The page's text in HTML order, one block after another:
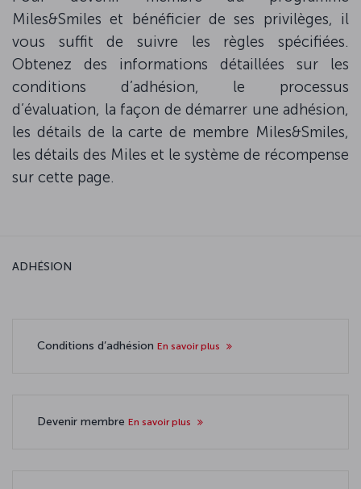
Miles&Smiles et bénéficier de ses privilèges, il
vous suffit de suivre les règles spécifiées.
Obtenez des informations détaillées sur les
conditions d’adhésion, le processus
d’évaluation, la façon de démarrer une adhésion,
les détails de la carte de membre Miles&Smiles,
les détails des Miles et le système de récompense
sur cette page.
ADHÉSION
Conditions d’adhésion En savoir plus
Devenir membre En savoir plus